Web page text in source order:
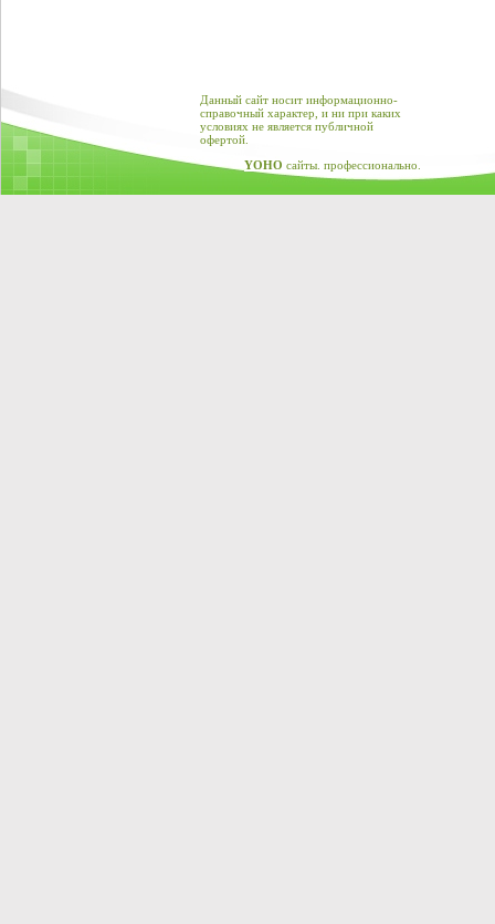
Данный сайт носит информационно-
справочный характер, и ни при каких
условиях не является публичной
офертой.
YOHO сайты. профессионально.